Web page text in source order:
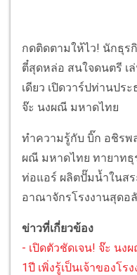
กดติดตามให้ไว! นักธุร
ตี๋สุดหล่อ สนใจดนตรี เ
เดียว เปิดวาร์ปท่านปร
จ๊ะ นงผณี มหาดไทย
ทำความรู้กับ บิ๊ก อชิรพ
ผณี มหาดไทย ทายาทธุ
ท่อแอร์ ผลิตปั๊มน้ำในส
อาณาจักรโรงงานสุดอ
ข่าวที่เกี่ยวข้อง
- เปิดตัวชัดเจน! จ๊ะ น
1ปี เพิ่งรู้เป็นเจ้าของโร